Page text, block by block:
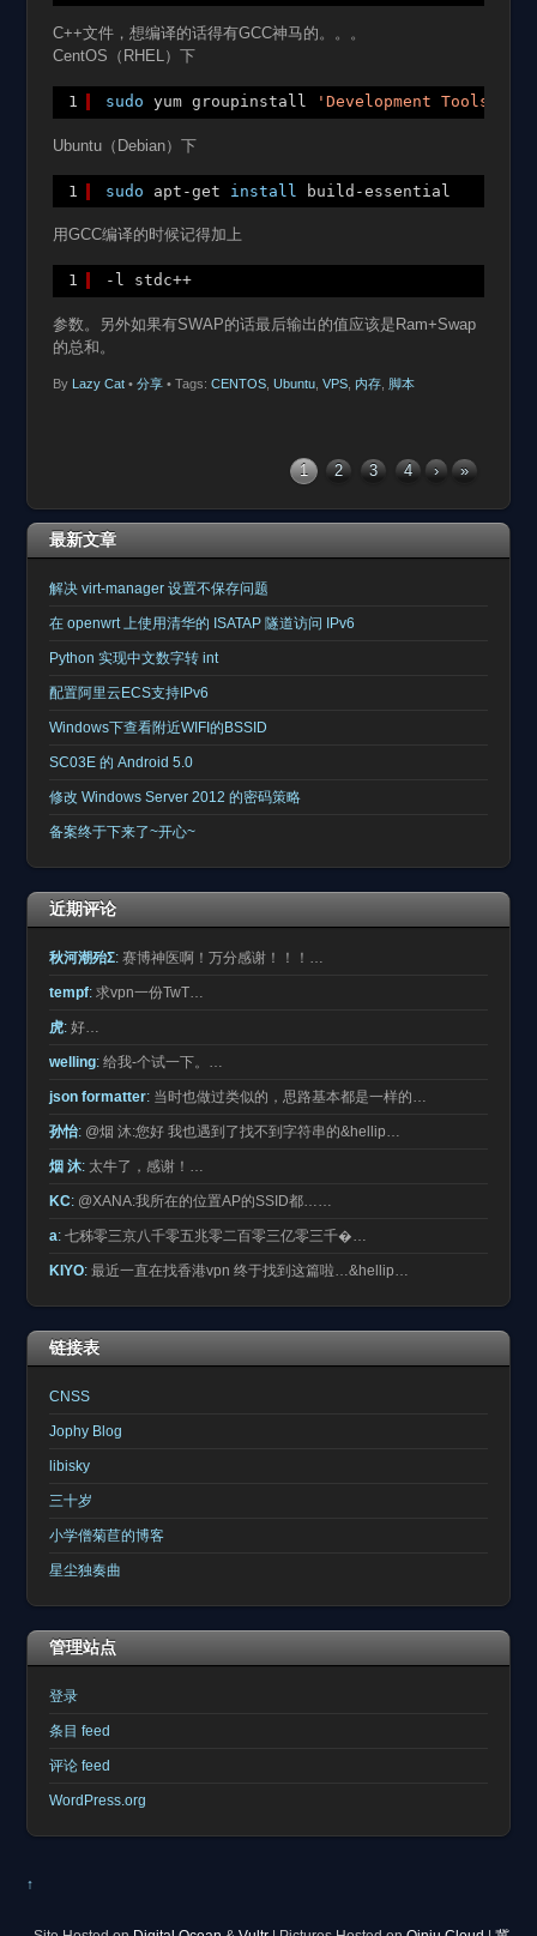
C++文件，想编译的话得有GCC神马的。。。
CentOS（RHEL）下
1 sudo yum groupinstall 'Development Tools'
Ubuntu（Debian）下
1 sudo apt-get install build-essential
用GCC编译的时候记得加上
1 -l stdc++
参数。另外如果有SWAP的话最后输出的值应该是Ram+Swap
的总和。
By Lazy Cat• 分享 • Tags: CENTOS, Ubuntu, VPS, 内存, 脚本
1 2 3 4 › »
最新文章
解决 virt-manager 设置不保存问题
在 openwrt 上使用清华的 ISATAP 隧道访问 IPv6
Python 实现中文数字转 int
配置阿里云ECS支持IPv6
Windows下查看附近WIFI的BSSID
SC03E 的 Android 5.0
修改 Windows Server 2012 的密码策略
备案终于下来了~开心~
近期评论
秋河潮殆Σ: 赛博神医啊！万分感谢！！！…
tempf: 求vpn一份TwT…
虎: 好…
welling: 给我-个试一下。…
json formatter: 当时也做过类似的，思路基本都是一样的…
孙怡: @烟 沐:您好 我也遇到了找不到字符串的&hellip…
烟 沐: 太牛了，感谢！…
KC: @XANA:我所在的位置AP的SSID都……
a: 七秭零三京八千零五兆零二百零三亿零三千�…
KIYO: 最近一直在找香港vpn 终于找到这篇啦…&hellip…
链接表
CNSS
Jophy Blog
libisky
三十岁
小学僧菊苣的博客
星尘独奏曲
管理站点
登录
条目 feed
评论 feed
WordPress.org
↑